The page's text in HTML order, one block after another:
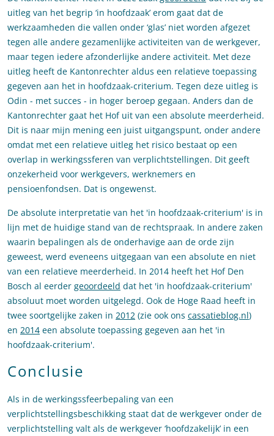
uitleg van het begrip ‘in hoofdzaak’ erom gaat dat de
werkzaamheden die vallen onder ‘glas’ niet worden afgezet
tegen alle andere gezamenlijke activiteiten van de werkgever,
maar tegen iedere afzonderlijke andere activiteit. Met deze
uitleg heeft de Kantonrechter aldus een relatieve toepassing
gegeven aan het in hoofdzaak-criterium. Tegen deze uitleg is
Odin - met succes - in hoger beroep gegaan. Anders dan de
Kantonrechter gaat het Hof uit van een absolute meerderheid.
Dit is naar mijn mening een juist uitgangspunt, onder andere
omdat met een relatieve uitleg het risico bestaat op een
overlap in werkingssferen van verplichtstellingen. Dit geeft
onzekerheid voor werkgevers, werknemers en
pensioenfondsen. Dat is ongewenst.
De absolute interpretatie van het 'in hoofdzaak-criterium' is in
lijn met de huidige stand van de rechtspraak. In andere zaken
waarin bepalingen als de onderhavige aan de orde zijn
geweest, werd eveneens uitgegaan van een absolute en niet
van een relatieve meerderheid. In 2014 heeft het Hof Den
Bosch al eerder geoordeeld dat het 'in hoofdzaak-criterium'
absoluut moet worden uitgelegd. Ook de Hoge Raad heeft in
twee soortgelijke zaken in 2012 (zie ook ons cassatieblog.nl)
en 2014 een absolute toepassing gegeven aan het 'in
hoofdzaak-criterium'.
Conclusie
Als in de werkingssfeerbepaling van een
verplichtstellingsbeschikking staat dat de werkgever onder de
verplichtstelling valt als de werkgever ‘hoofdzakelijk’ in een